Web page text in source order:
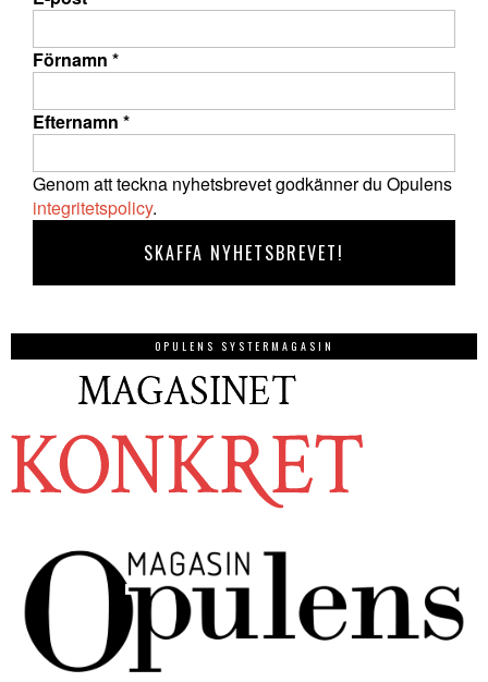
Förnamn *
Efternamn *
Genom att teckna nyhetsbrevet godkänner du Opulens
integritetspolicy.
OPULENS SYSTERMAGASIN